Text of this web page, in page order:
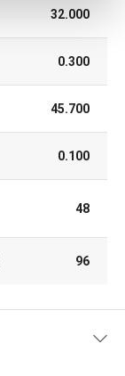
32.000
0.300
45.700
0.100
48
96